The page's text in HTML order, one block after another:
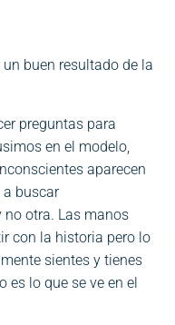
un buen resultado de la
preguntas para
en el modelo,
aparecen
a buscar
otra. Las manos
con la historia pero lo
sientes y tienes
es lo que se ve en el